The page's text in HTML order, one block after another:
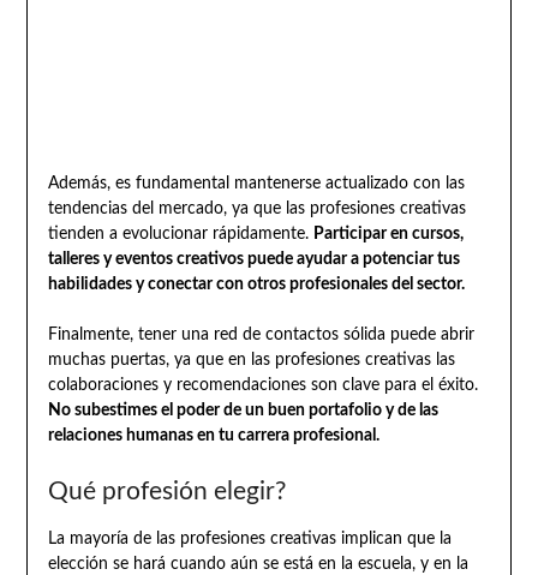
Además, es fundamental mantenerse actualizado con las
tendencias del mercado, ya que las profesiones creativas
tienden a evolucionar rápidamente. Participar en cursos,
talleres y eventos creativos puede ayudar a potenciar tus
habilidades y conectar con otros profesionales del sector.
Finalmente, tener una red de contactos sólida puede abrir
muchas puertas, ya que en las profesiones creativas las
colaboraciones y recomendaciones son clave para el éxito.
No subestimes el poder de un buen portafolio y de las
relaciones humanas en tu carrera profesional.
Qué profesión elegir?
La mayoría de las profesiones creativas implican que la
elección se hará cuando aún se está en la escuela, y en la